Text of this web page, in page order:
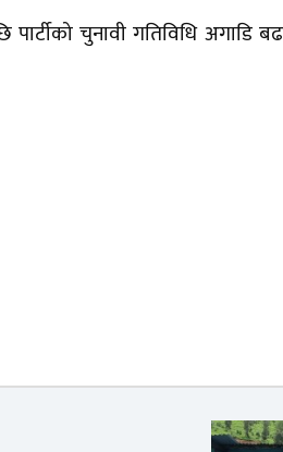
चुनावी गतिविधि अगाडि